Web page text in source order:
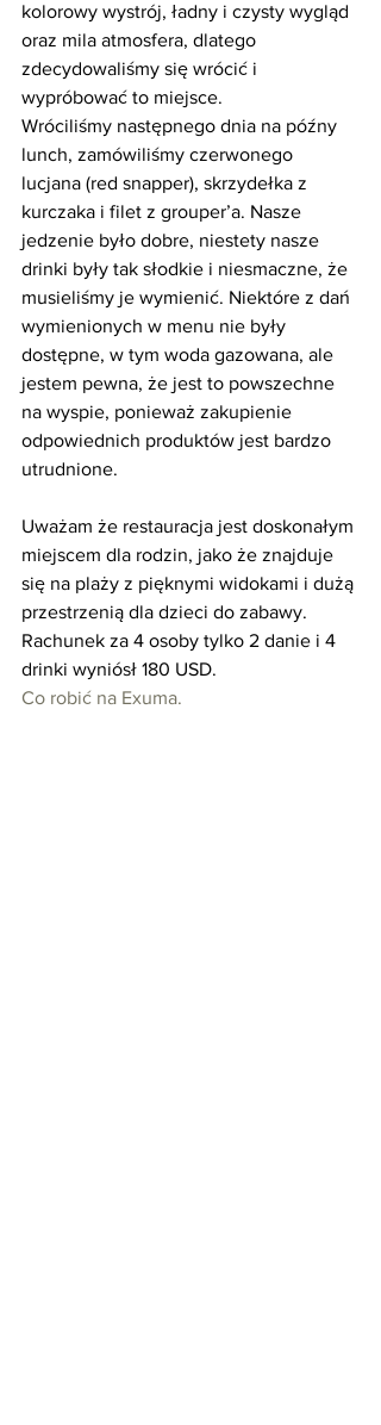
kolorowy wystrój, ładny i czysty wygląd
oraz mila atmosfera, dlatego
zdecydowaliśmy się wrócić i
wypróbować to miejsce.
Wróciliśmy następnego dnia na późny
lunch, zamówiliśmy czerwonego
lucjana (red snapper), skrzydełka z
kurczaka i filet z grouper’a. Nasze
jedzenie było dobre, niestety nasze
drinki były tak słodkie i niesmaczne, że
musieliśmy je wymienić. Niektóre z dań
wymienionych w menu nie były
dostępne, w tym woda gazowana, ale
jestem pewna, że jest to powszechne
na wyspie, ponieważ zakupienie
odpowiednich produktów jest bardzo
utrudnione.
Uważam że restauracja jest doskonałym
miejscem dla rodzin, jako że znajduje
się na plaży z pięknymi widokami i dużą
przestrzenią dla dzieci do zabawy.
Rachunek za 4 osoby tylko 2 danie i 4
drinki wyniósł 180 USD.
Co robić na Exuma.